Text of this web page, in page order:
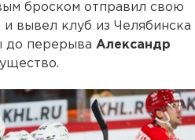
броском отправил свою
вывел клуб из Челябинска
до перерыва Александр